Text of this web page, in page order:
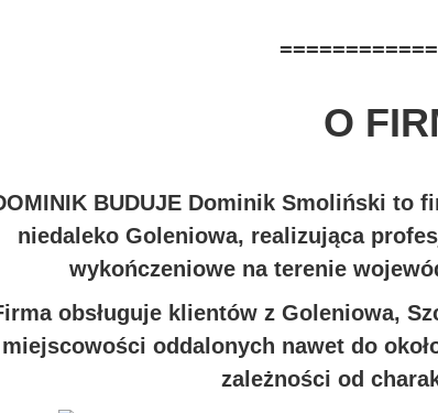
O
BUDUJE Dominik Smoliński to
niedaleko Goleniowa, realizująca
wykończeniowe na terenie
obsługuje klientów z Goleniowa,
miejscowości oddalonych nawet do
zależności od